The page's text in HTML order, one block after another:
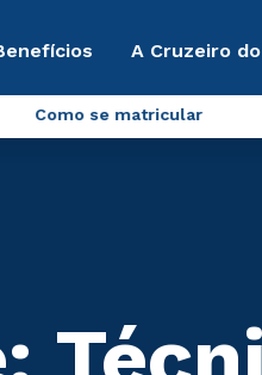
A Cruzeiro
Como se matricular